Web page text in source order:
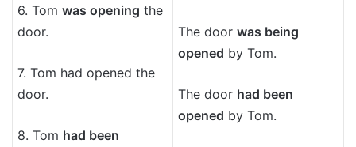
6. Tomwas opening the
door.
7. Tom had opened the
door.
8. Tom had been
The doorwas being
opened by Tom.
The door had been
opened by Tom.